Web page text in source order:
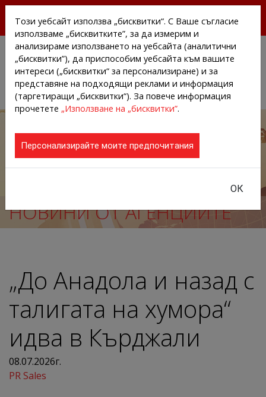
АГЕНЦИИТЕ И КОМПАНИИТЕ
НОВИНИ ОТ АГЕНЦИИТЕ
„До Анадола и назад с
талигата на хумора“
идва в Кърджали
08.07.2026г.
PR Sales
Този уебсайт използва „бисквитки“. С Ваше съгласие
използваме „бисквитките”, за да измерим и
анализираме използването на уебсайта (аналитични
„бисквитки”), да приспособим уебсайта към вашите
интереси („бисквитки“ за персонализиране) и за
представяне на подходящи реклами и информация
(таргетиращи „бисквитки“). За повече информация
прочетете „Използване на „бисквитки”.
Персонализирайте моите предпочитания
ОК